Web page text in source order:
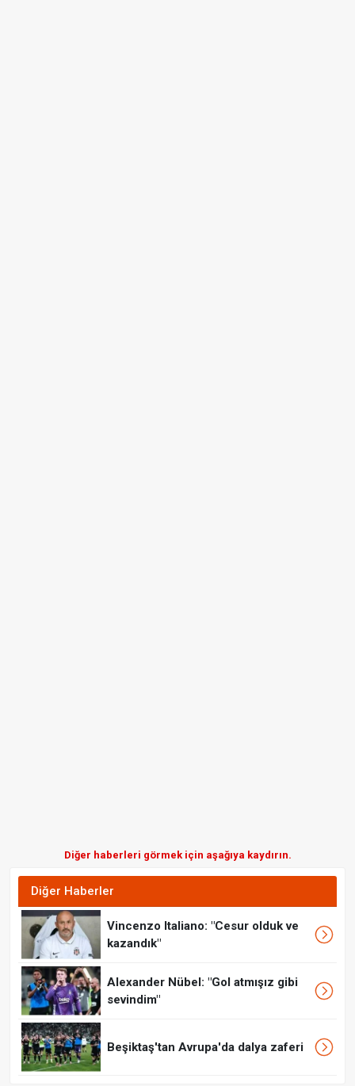
Diğer haberleri görmek için aşağıya kaydırın.
Diğer Haberler
Vincenzo Italiano: "Cesur olduk ve
kazandık"
Alexander Nübel: "Gol atmışız gibi
sevindim"
Beşiktaş'tan Avrupa'da dalya zaferi